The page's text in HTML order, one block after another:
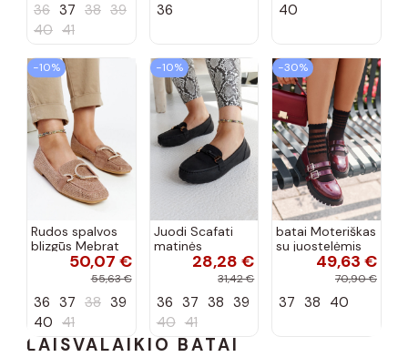
36 37 38 39
40 41
36 40
−10%
Rudos spalvos
blizgūs Mebrat
bateliai50,07 €
55,63 €
36 37 38 39
40 41
−10%
Juodi Scafati
matinės
apdailos bateliai
28,28 €
31,42 €
36 37 38 39
40 41
−30%
batai Moteriškas
su juostelėmis
su lako efektu
bordo spalvos
49,63 €
70,90 €
37 38 40
LAISVALAIKIO BATAI